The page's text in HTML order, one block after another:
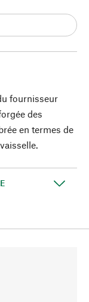
fournisseur
des
en termes de